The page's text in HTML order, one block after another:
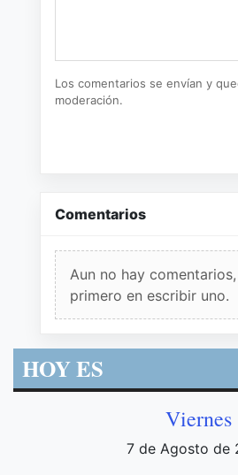
Los comentarios se envían y
moderación.
Comentarios
Aun no hay
primero en escribir uno.
HOY ES
Viernes
7 de Agosto de